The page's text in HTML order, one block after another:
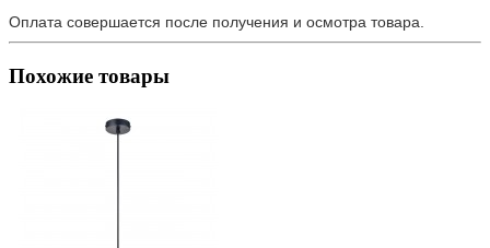
Оплата совершается после получения и осмотра товара.
Похожие товары